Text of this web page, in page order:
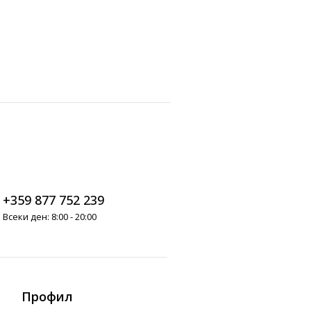
+359 877 752 239
Всеки ден: 8:00 - 20:00
Профил